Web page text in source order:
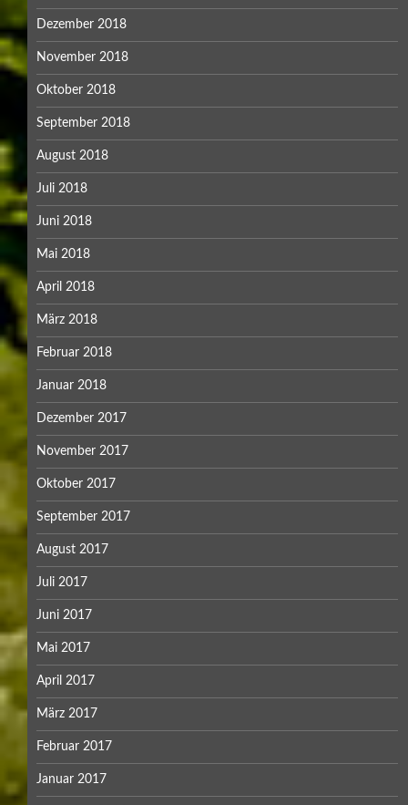
Dezember 2018
November 2018
Oktober 2018
September 2018
August 2018
Juli 2018
Juni 2018
Mai 2018
April 2018
März 2018
Februar 2018
Januar 2018
Dezember 2017
November 2017
Oktober 2017
September 2017
August 2017
Juli 2017
Juni 2017
Mai 2017
April 2017
März 2017
Februar 2017
Januar 2017